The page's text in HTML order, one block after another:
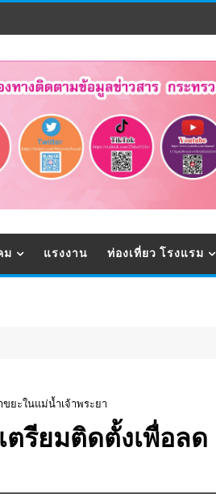
ม แรงงาน ท่องเที่ยว โรงแรม
ยะในแม่น้ำเจ้าพระยา
รียมติดตั้งเพื่อลด